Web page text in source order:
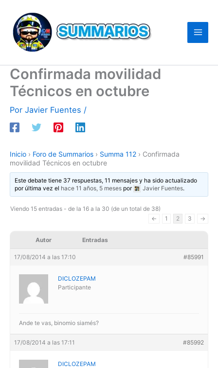
contenido
Confirmada movilidad
Técnicos en octubre
Por Javier Fuentes /
Inicio › Foro de Summarios › Summa 112 › Confirmada
movilidad Técnicos en octubre
Este debate tiene 37 respuestas, 11 mensajes y ha sido actualizado
por última vez el hace 11 años, 5 meses por Javier Fuentes.
Viendo 15 entradas - de la 16 a la 30 (de un total de 38)
←
1 2 3 →
Autor Entradas
17/08/2014 a las 17:10 #85991
DICLOZEPAM
Participante
Ande te vas, binomio siamés?
17/08/2014 a las 17:11 #85992
DICLOZEPAM